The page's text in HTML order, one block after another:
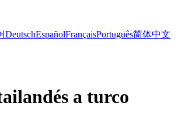
DeutschEspañolFrançaisPortuguês简体中文
a turco